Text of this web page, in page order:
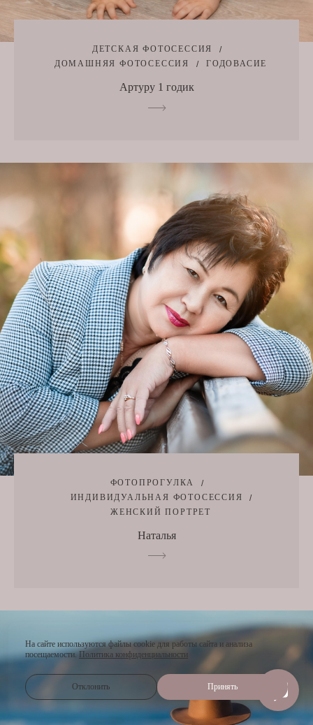
ДЕТСКАЯ ФОТОСЕССИЯ
ДОМАШНЯЯ ФОТОСЕССИЯ
ГОДОВАСИЕ
Артуру 1 годик
ФОТОПРОГУЛКА
ИНДИВИДУАЛЬНАЯ ФОТОСЕССИЯ
ЖЕНСКИЙ ПОРТРЕТ
Наталья
На сайте используются файлы cookie для работы сайта и анализа
посещаемости.Политика конфиденциальности
Отклонить Принять